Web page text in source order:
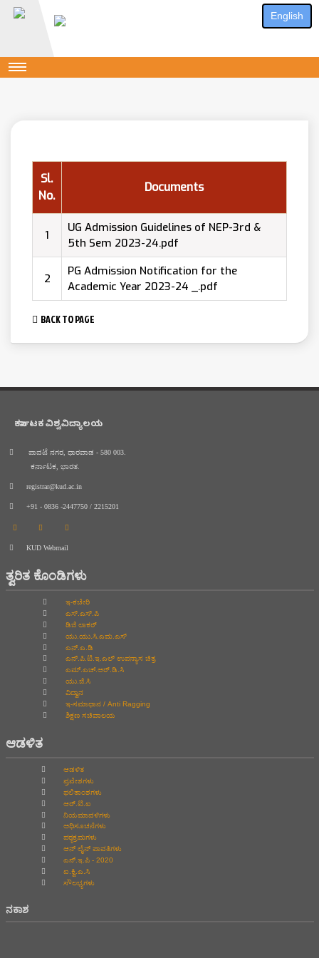
English
Sl.
No.
Documents
1
UG Admission Guidelines of NEP-3rd &
5th Sem 2023-24.pdf
2
PG Admission Notification for the
Academic Year 2023-24 _.pdf
BACK TO PAGE
ಕರ್ನಾಟಕ ವಿಶ್ವವಿದ್ಯಾಲಯ
ಪಾವಟೆ ನಗರ, ಧಾರವಾಡ - 580 003.
ಕರ್ನಾಟಕ, ಭಾರತ.
registrar@kud.ac.in
+91 - 0836 -2447750 / 2215201
KUD Webmail
ತ್ವರಿತ ಕೊಂಡಿಗಳು
ಇ-ಕಚೇರಿ
ಎಸ್.ಎಸ್.ಪಿ
ಡಿಜಿ ಲಾಕರ್
ಯು.ಯು.ಸಿ.ಎಮ.ಎಸ್
ಎನ್.ಎ.ಡಿ
ಎನ್.ಪಿ.ಟಿ.ಇ.ಎಲ್‌ ಉಪನ್ಯಾಸ ಚಿತ್ರ
ಎಮ್.ಎಚ್.ಆರ್.ಡಿ.ಸಿ
ಯು.ಜಿ.ಸಿ
ವಿದ್ವಾನ
ಇ-ಸಮಾಧಾನ / Anti Ragging
ಶಿಕ್ಷಣ ಸಚಿವಾಲಯ
ಆಡಳಿತ
ಆಡಳಿತ
ಪ್ರವೇಶಗಳು
ಫಲಿತಾಂಶಗಳು
ಆರ್.ಟಿ.ಐ
ನಿಯಮಾವಳಿಗಳು
ಅಧಿಸೂಚನೆಗಳು
ಪಠ್ಯಕ್ರಮಗಳು
ಆನ್‌ ಲೈನ್‌ ಪಾವತಿಗಳು
ಎನ್.ಇ.ಪಿ - 2020
ಐ.ಕ್ವಿ.ಎ.ಸಿ
ಸೌಲಭ್ಯಗಳು
ನಕಾಶ